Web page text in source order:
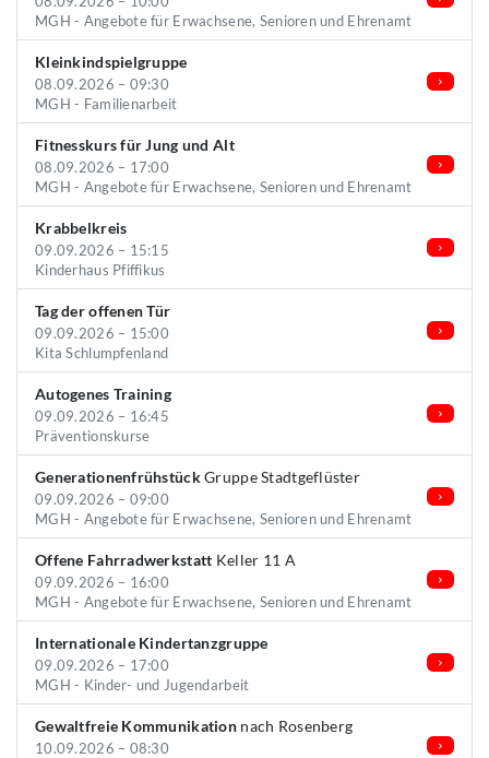
MGH - Angebote für Erwachsene, Senioren und Ehrenamt
Kleinkindspielgruppe
08.09.2026 – 09:30
MGH - Familienarbeit
Fitnesskurs für Jung und Alt
08.09.2026 – 17:00
MGH - Angebote für Erwachsene, Senioren und Ehrenamt
Krabbelkreis
09.09.2026 – 15:15
Kinderhaus Pfiffikus
Tag der offenen Tür
09.09.2026 – 15:00
Kita Schlumpfenland
Autogenes Training
09.09.2026 – 16:45
Präventionskurse
GenerationenfrühstückGruppe Stadtgeflüster
09.09.2026 – 09:00
MGH - Angebote für Erwachsene, Senioren und Ehrenamt
Offene Fahrradwerkstatt Keller 11 A
09.09.2026 – 16:00
MGH - Angebote für Erwachsene, Senioren und Ehrenamt
Internationale Kindertanzgruppe
09.09.2026 – 17:00
MGH - Kinder- und Jugendarbeit
Gewaltfreie Kommunikation nach Rosenberg
10.09.2026 – 08:30